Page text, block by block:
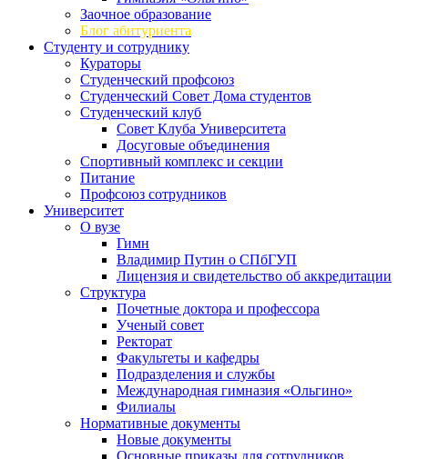
Заочное образование
Блог абитуриента
Студенту и сотруднику
Кураторы
Студенческий профсоюз
Студенческий Совет Дома студентов
Студенческий клуб
Совет Клуба Университета
Досуговые объединения
Спортивный комплекс и секции
Питание
Профсоюз сотрудников
Университет
О вузе
Гимн
Владимир Путин о СПбГУП
Лицензия и свидетельство об аккредитации
Структура
Почетные доктора и профессора
Ученый совет
Ректорат
Факультеты и кафедры
Подразделения и службы
Международная гимназия «Ольгино»
Филиалы
Нормативные документы
Новые документы
Основные приказы для сотрудников